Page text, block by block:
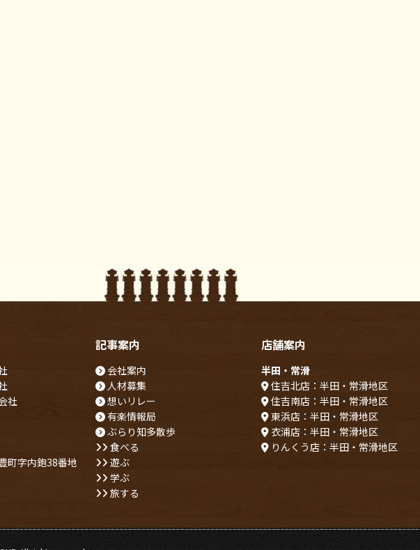
社
町字内鉋38番地
記事案内
会社案内
人材募集
想いリレー
有楽情報局
ぶらり知多散歩
食べる
遊ぶ
学ぶ
旅する
店舗案内
半田・常滑
住吉北店：半田・常滑地区
住吉南店：半田・常滑地区
東浜店：半田・常滑地区
衣浦店：半田・常滑地区
りんくう店：半田・常滑地区